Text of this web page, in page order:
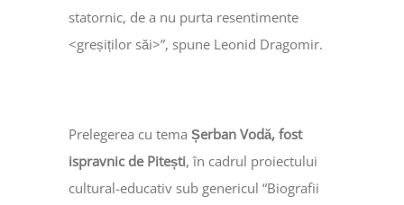
statornic, de a nu purta resentimente
<greșiților săi>”, spune Leonid Dragomir.
Prelegerea cu temaȘerban Vodă, fost
ispravnic de Pitești, în cadrul proiectului
cultural-educativ sub genericul “Biografii